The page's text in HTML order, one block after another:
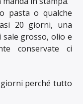
pasta o qualche
20 giorni, una
sale grosso, olio e
conservate ci
perché tutto